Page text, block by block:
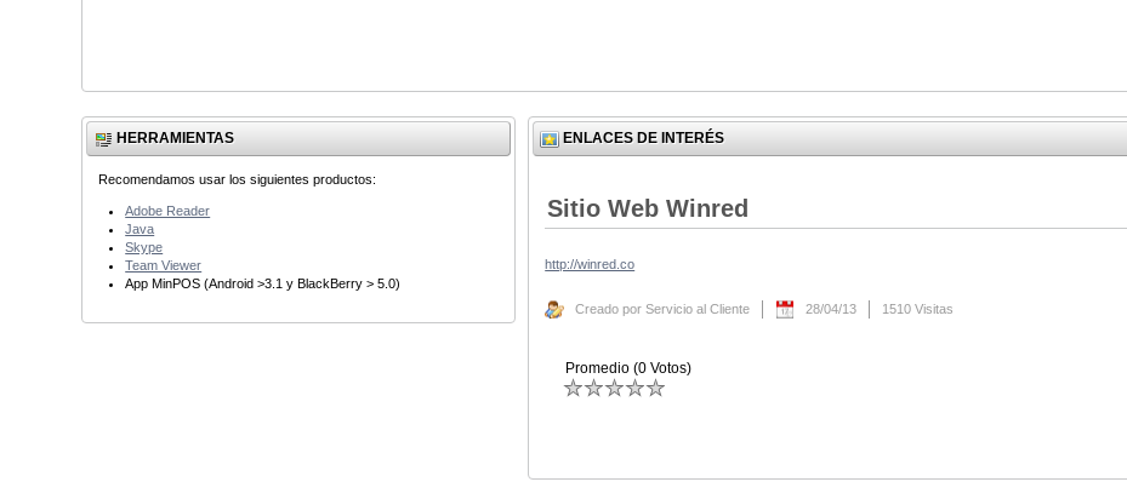
HERRAMIENTAS
Recomendamos usar los siguientes productos:
Adobe Reader
Java
Skype
Team Viewer
App MinPOS (Android >3.1 y BlackBerry > 5.0)
ENLACES DE INTERÉS
Sitio Web Winred
http://winred.co
Creado por Servicio al Cliente 28/04/13 1510 Visitas
Promedio (0 Votos)